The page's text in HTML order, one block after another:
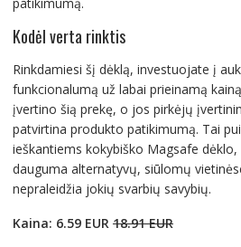
Kodėl verta rinktis
Rinkdamiesi šį dėklą, investuojate į
funkcionalumą už labai prieinamą
įvertino šią prekę, o jos pirkėjų
patvirtina produkto patikimumą. Tai
ieškantiems kokybiško Magsafe dėklo,
dauguma alternatyvų, siūlomų
nepraleidžia jokių svarbių savybių.
Kaina: 6.59 EUR 18.91 EUR